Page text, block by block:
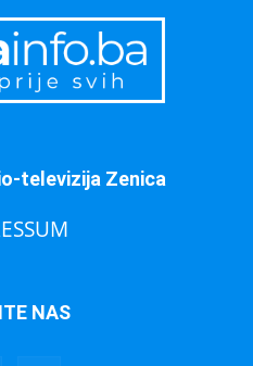
televizija Zenica
NAS